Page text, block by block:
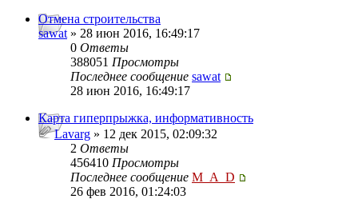
Отмена строительства
sawat » 28 июн 2016, 16:49:17
0 Ответы
388051 Просмотры
Последнее сообщение sawat
28 июн 2016, 16:49:17
Карта гиперпрыжка, информативность
Lavarg » 12 дек 2015, 02:09:32
2 Ответы
456410 Просмотры
Последнее сообщение M_A_D
26 фев 2016, 01:24:03